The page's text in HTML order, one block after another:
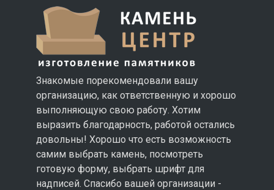
Знакомые порекомендовали вашу
организацию, как ответственную и хорошо
выполняющую свою работу. Хотим
выразить благодарность, работой остались
довольны! Хорошо что есть возможность
самим выбрать камень, посмотреть
готовую форму, выбрать шрифт для
надписей. Спасибо вашей организации -